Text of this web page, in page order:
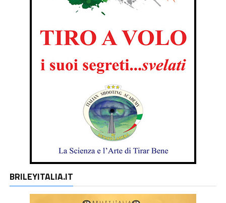
BRILEYITALIA.IT